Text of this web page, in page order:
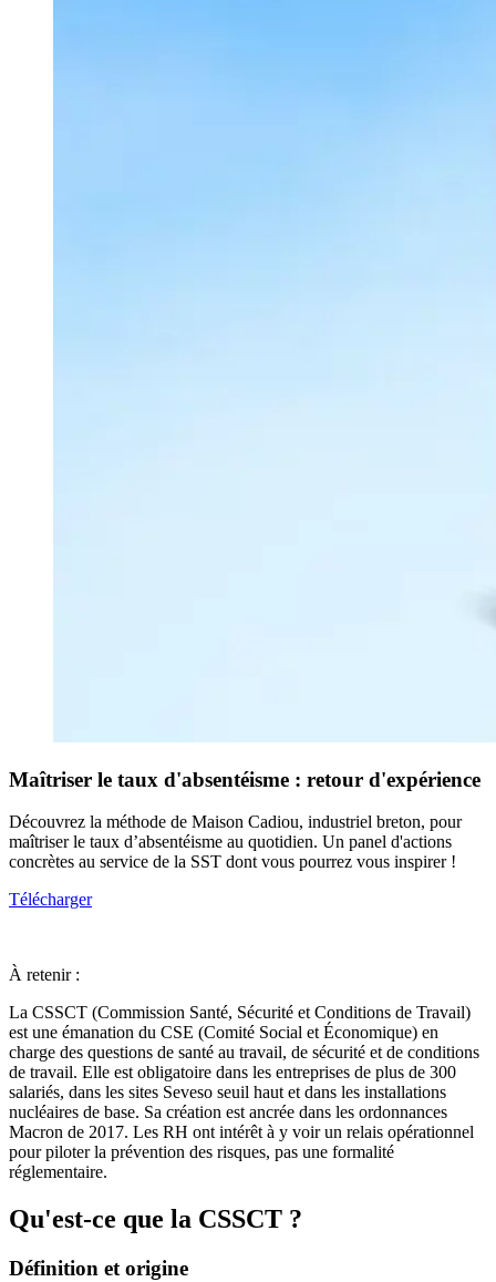
Maîtriser le taux d'absentéisme : retour d'expérience
Découvrez la méthode de Maison Cadiou, industriel breton, pour
maîtriser le taux d’absentéisme au quotidien. Un panel d'actions
concrètes au service de la SST dont vous pourrez vous inspirer !
Télécharger
À retenir :
La CSSCT (Commission Santé, Sécurité et Conditions de Travail)
est une émanation du CSE (Comité Social et Économique) en
charge des questions de santé au travail, de sécurité et de conditions
de travail. Elle est obligatoire dans les entreprises de plus de 300
salariés, dans les sites Seveso seuil haut et dans les installations
nucléaires de base. Sa création est ancrée dans les ordonnances
Macron de 2017. Les RH ont intérêt à y voir un relais opérationnel
pour piloter la prévention des risques, pas une formalité
réglementaire.
Qu'est-ce que la CSSCT ?
Définition et origine